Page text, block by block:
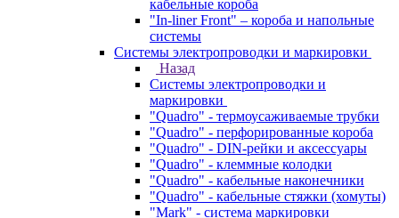
кабельные короба
"In-liner Front" – короба и напольные
системы
Системы электропроводки и маркировки
Назад
Системы электропроводки и
маркировки
"Quadro" - термоусаживаемые трубки
"Quadro" - перфорированные короба
"Quadro" - DIN-рейки и аксессуары
"Quadro" - клеммные колодки
"Quadro" - кабельные наконечники
"Quadro" - кабельные стяжки (хомуты)
"Mark" - система маркировки